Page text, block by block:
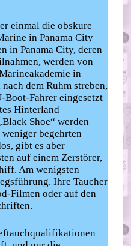
einmal die obskure
in Panama City
in Panama City, deren
werden von
in
dem Ruhm streben,
Boot-Fahrer eingesetzt
Hinterland
Shoe“ werden
begehrten
gibt es aber
auf einem Zerstörer,
Am wenigsten
Ihre Taucher
Filmen oder auf den